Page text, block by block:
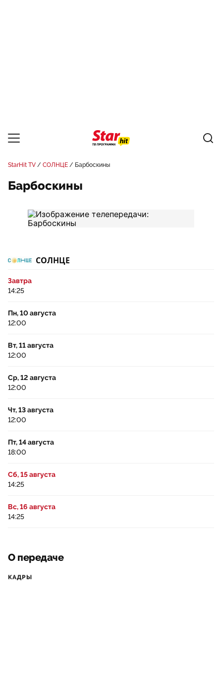
StarHit TV СОЛНЦЕ Барбоскины
Барбоскины
СОЛНЦЕ
Завтра
14:25
Пн, 10 августа
12:00
Вт, 11 августа
12:00
Ср, 12 августа
12:00
Чт, 13 августа
12:00
Пт, 14 августа
18:00
Сб, 15 августа
14:25
Вс, 16 августа
14:25
О передаче
КАДРЫ